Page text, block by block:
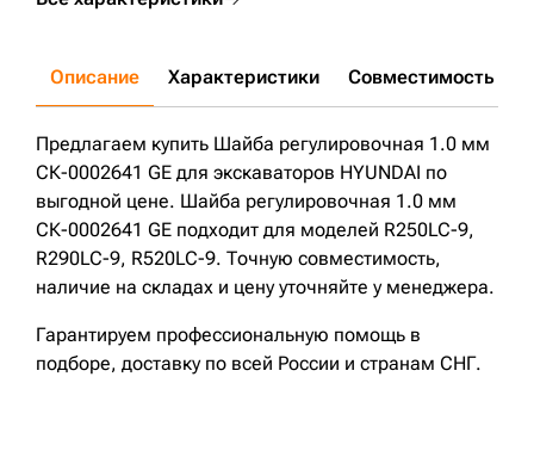
Описание Характеристики Совместимость
Предлагаем купить Шайба регулировочная 1.0 мм
СК-0002641 GE для экскаваторов HYUNDAI по
выгодной цене. Шайба регулировочная 1.0 мм
СК-0002641 GE подходит для моделей R250LC-9,
R290LC-9, R520LC-9. Точную совместимость,
наличие на складах и цену уточняйте у менеджера.
Гарантируем профессиональную помощь в
подборе, доставку по всей России и странам СНГ.